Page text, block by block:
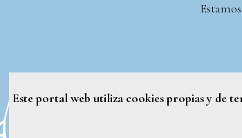
Este portal web utiliza cookies propias y de